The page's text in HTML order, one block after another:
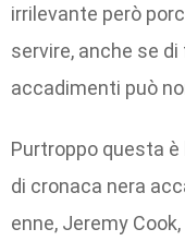
irrilevante però
servire, anche se
accadimenti può
Purtroppo questa
di cronaca nera
enne, Jeremy